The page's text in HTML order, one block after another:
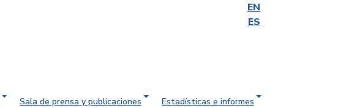
EN
ES
Sala de prensa y publicaciones
Estadísticas e informes